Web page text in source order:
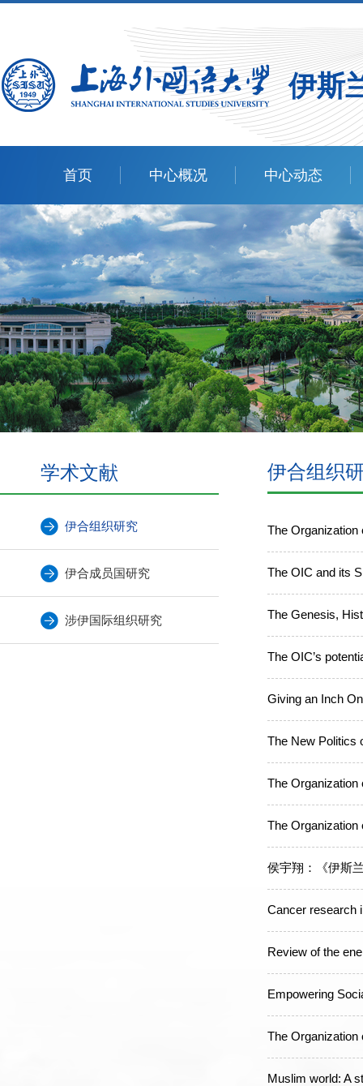
伊斯
首页 中心概况 中心动态
学术文献
伊合组织研究
伊合成员国研究
涉伊国际组织研究
伊合组织
The Organization
The OIC and its
The Genesis,
The OIC’s
Giving an Inch
The New Politics
The Organization
The Organization
侯宇翔：《伊斯
Cancer research
Review of the
Empowering
The Organization
Muslim world: A